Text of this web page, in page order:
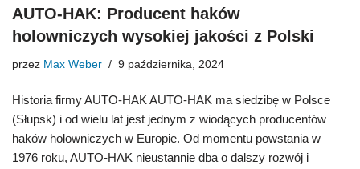
AUTO-HAK: Producent haków
holowniczych wysokiej jakości z Polski
przez Max Weber 9 października, 2024
Historia firmy AUTO-HAK AUTO-HAK ma siedzibę w Polsce
(Słupsk) i od wielu lat jest jednym z wiodących producentów
haków holowniczych w Europie. Od momentu powstania w
1976 roku, AUTO-HAK nieustannie dba o dalszy rozwój i